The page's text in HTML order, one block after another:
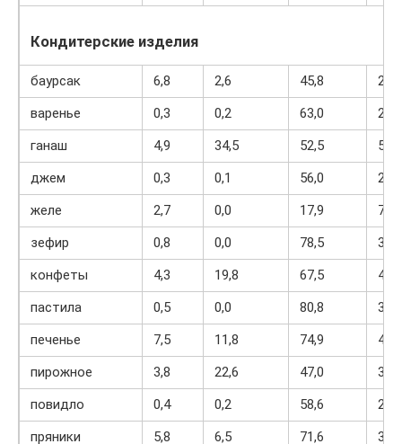
Кондитерские изделия
баурсак 6,8 2,6 45,8
234
варенье
0,3 0,2 63,0
263
ганаш
4,9 34,5 52,5
542
джем
0,3 0,1 56,0
238
желе
2,7 0,0 17,9
79
зефир
0,8 0,0 78,5
304
конфеты
4,3 19,8 67,5
453
пастила
0,5 0,0 80,8
310
печенье
7,5 11,8 74,9
417
пирожное
3,8 22,6 47,0
397
повидло
0,4 0,2 58,6
233
пряники
5,8 6,5 71,6 364